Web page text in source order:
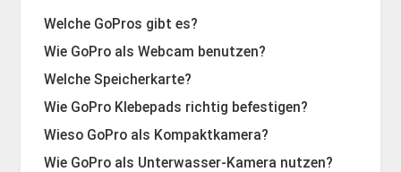
Welche GoPros gibt es?
Wie GoPro als Webcam benutzen?
Welche Speicherkarte?
Wie GoPro Klebepads richtig befestigen?
Wieso GoPro als Kompaktkamera?
Wie GoPro als Unterwasser-Kamera nutzen?